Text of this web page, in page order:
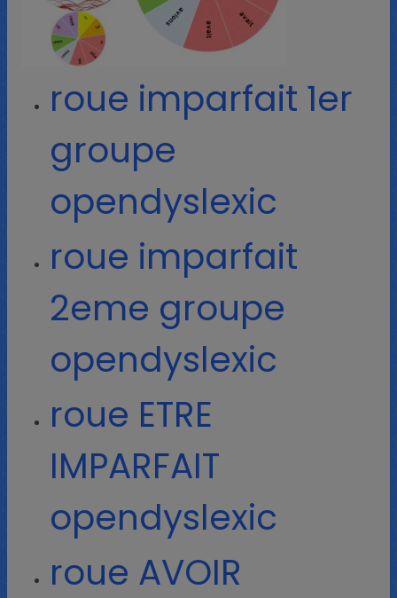
roue imparfait 1er
groupe
opendyslexic
roue imparfait
2eme groupe
opendyslexic
roue ETRE
IMPARFAIT
opendyslexic
roue AVOIR